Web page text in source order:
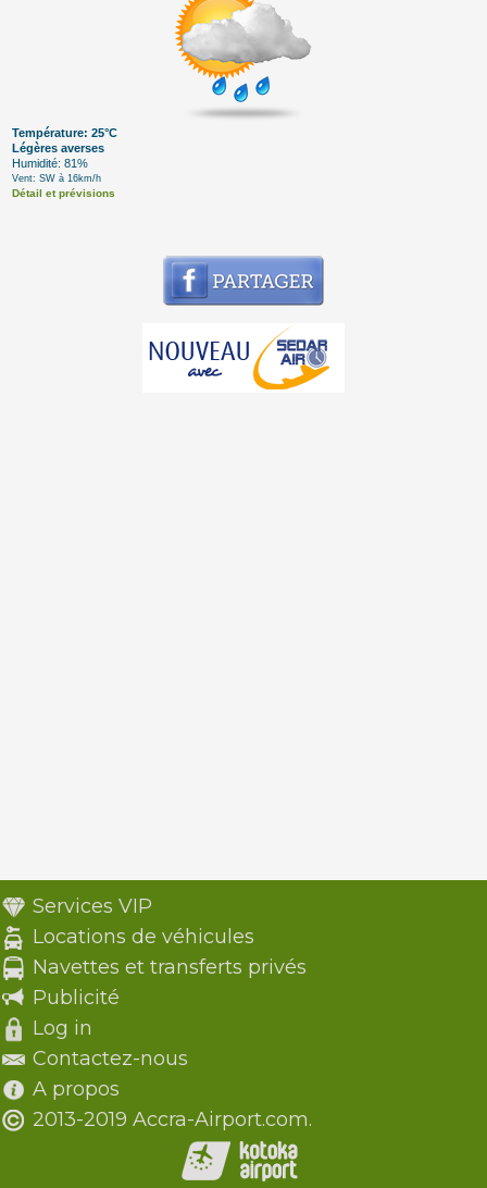
Température: 25°C
Légères averses
Humidité: 81%
Vent: SW à 16km/h
Détail et prévisions
Services VIP
Locations de véhicules
Navettes et transferts privés
Publicité
Log in
Contactez-nous
A propos
2013-2019 Accra-Airport.com.